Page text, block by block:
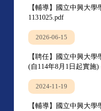
【輔導】國立中興大
1131025.pdf
2026-06-15
【聘任】國立中興大
(自114年8月1日起實施)
2024-11-19
【輔導】國立中興大